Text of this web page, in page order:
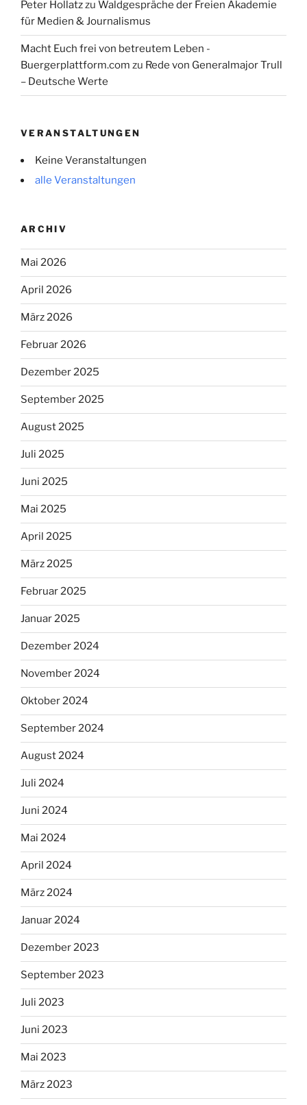
Peter Hollatzzu Waldgespräche der Freien Akademie
für Medien & Journalismus
Macht Euch frei von betreutem Leben -
Buergerplattform.com zu Rede von Generalmajor Trull
– Deutsche Werte
VERANSTALTUNGEN
Keine Veranstaltungen
alle Veranstaltungen
ARCHIV
Mai 2026
April 2026
März 2026
Februar 2026
Dezember 2025
September 2025
August 2025
Juli 2025
Juni 2025
Mai 2025
April 2025
März 2025
Februar 2025
Januar 2025
Dezember 2024
November 2024
Oktober 2024
September 2024
August 2024
Juli 2024
Juni 2024
Mai 2024
April 2024
März 2024
Januar 2024
Dezember 2023
September 2023
Juli 2023
Juni 2023
Mai 2023
März 2023